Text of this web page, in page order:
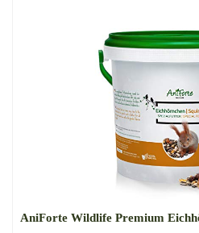
AniForte Wildlife Premium